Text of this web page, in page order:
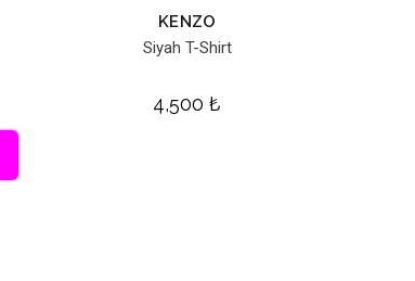
KENZO
Siyah T-Shirt
4,500₺